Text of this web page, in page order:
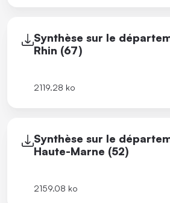
Synthèse sur le
Rhin (67)
2119.28 ko
Synthèse sur le
Haute-Marne (52)
2159.08 ko